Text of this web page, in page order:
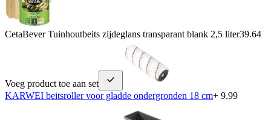
CetaBever Tuinhoutbeits zijdeglans transparant blank 2,5 liter39.64
Voeg product toe aan set
KARWEI beitsroller voor gladde ondergronden 18 cm+ 9.99